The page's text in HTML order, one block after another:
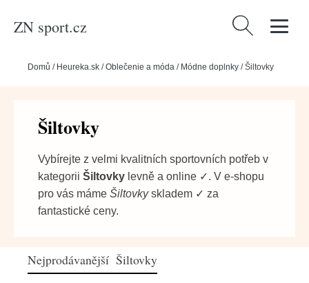
ZN sport.cz Vyhledávání
Domů / Heureka.sk /Oblečenie a móda / Módne doplnky /Šiltovky
Šiltovky
Vybírejte z velmi kvalitních sportovních potřeb v
kategorii Šiltovky levně a online ✓. V e-shopu
pro vás máme Šiltovkyskladem ✓ za
fantastické ceny.
Nejprodávanější Šiltovky